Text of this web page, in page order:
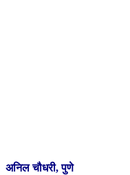
अनिल चौधरी, पुणे